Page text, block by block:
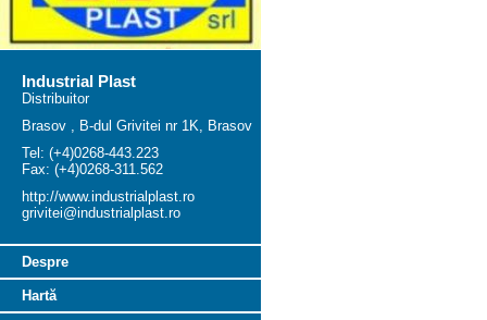
Industrial Plast
Distribuitor
Brasov , B-dul Grivitei nr 1K, Brasov
Tel: (+4)0268-443.223
Fax: (+4)0268-311.562
http://www.industrialplast.ro
grivitei@industrialplast.ro
Despre
Hartă